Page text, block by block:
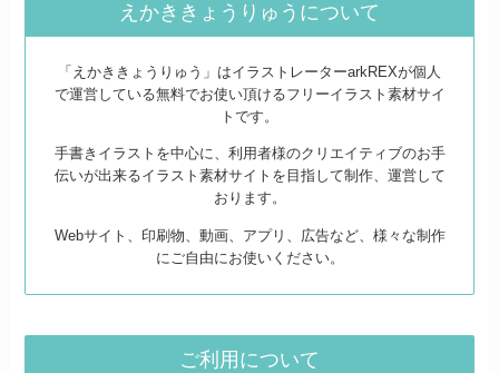
えかききょうりゅうについて
「えかききょうりゅう」はイラストレーターarkREXが個人
で運営している無料でお使い頂けるフリーイラスト素材サイ
トです。
手書きイラストを中心に、利用者様のクリエイティブのお手
伝いが出来るイラスト素材サイトを目指して制作、運営して
おります。
Webサイト、印刷物、動画、アプリ、広告など、様々な制作
にご自由にお使いください。
ご利用について